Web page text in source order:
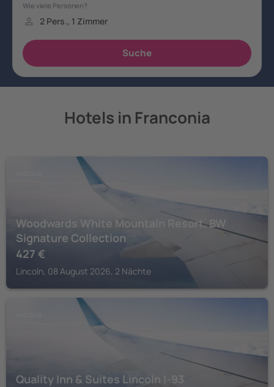
Hotels in Franconia
Woodwards White Mountain Resort, BW
Signature Collection
427 €
Lincoln, 08 August 2026, 2 Nächte
Quality Inn & Suites Lincoln I-93